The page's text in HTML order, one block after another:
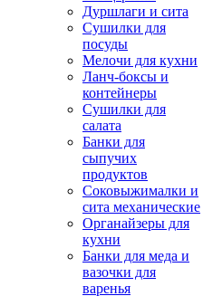
Дуршлаги и сита
Сушилки для
посуды
Мелочи для кухни
Ланч-боксы и
контейнеры
Сушилки для
салата
Банки для
сыпучих
продуктов
Соковыжималки и
сита механические
Органайзеры для
кухни
Банки для меда и
вазочки для
варенья